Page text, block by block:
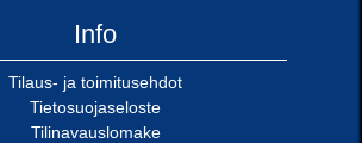
Info
Tilaus- ja toimitusehdot
Tietosuojaseloste
Tilinavauslomake